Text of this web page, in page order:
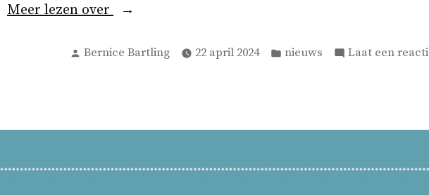
Meer lezen over “Textiel
Geplaatst
Bernice Bartling 22 april 2024
Geplaatst
nieuws Laat een